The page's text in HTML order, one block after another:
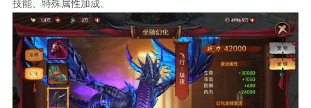
技能、特殊属性加成。